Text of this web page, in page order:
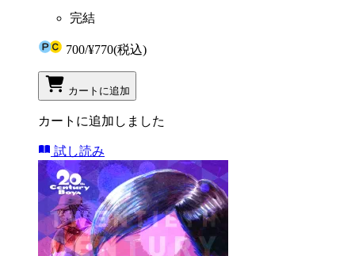
完結
700/¥770(税込)
カートに追加
カートに追加しました
試し読み